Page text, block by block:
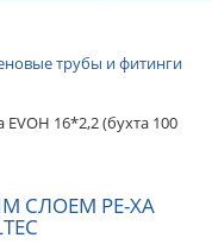
трубы и фитинги
16*2,2 (бухта 100
СЛОЕМ PE-XA